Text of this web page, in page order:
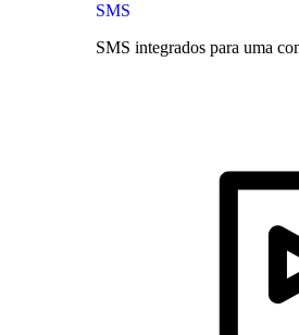
SMS
SMS integrados para uma